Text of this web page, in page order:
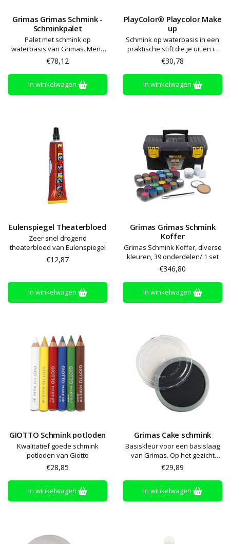
Grimas Grimas Schmink -
Schminkpalet
Palet met schmink op
waterbasis van Grimas. Meng
met een beetje water en breng
aan met een spons of penseel.
De kleuren kunnen gemengd
worden om nieuwe kleuren te
maken. Afwassen met water en
€78,12
In winkelwagen
PlayColor® Playcolor Make
up
Schmink op waterbasis in een
praktische stift die je uit en in
kan draaien. Dekt goed en
makkelijk aan te brengen
€30,78
In winkelwagen
Eulenspiegel Theaterbloed
Zeer snel drogend
theaterbloed van Eulenspiegel
€12,87
In winkelwagen
Grimas Grimas Schmink
Koffer
Grimas Schmink Koffer, diverse
kleuren, 39 onderdelen/ 1 set
€346,80
In winkelwagen
GIOTTO Schmink potloden
Kwalitatief goede schmink
potloden van Giotto
€28,85
In winkelwagen
Grimas Cake schmink
Basiskleur voor een basislaag
van Grimas. Op het gezicht
aanbrengen voor het
schminken
€29,89
In winkelwagen